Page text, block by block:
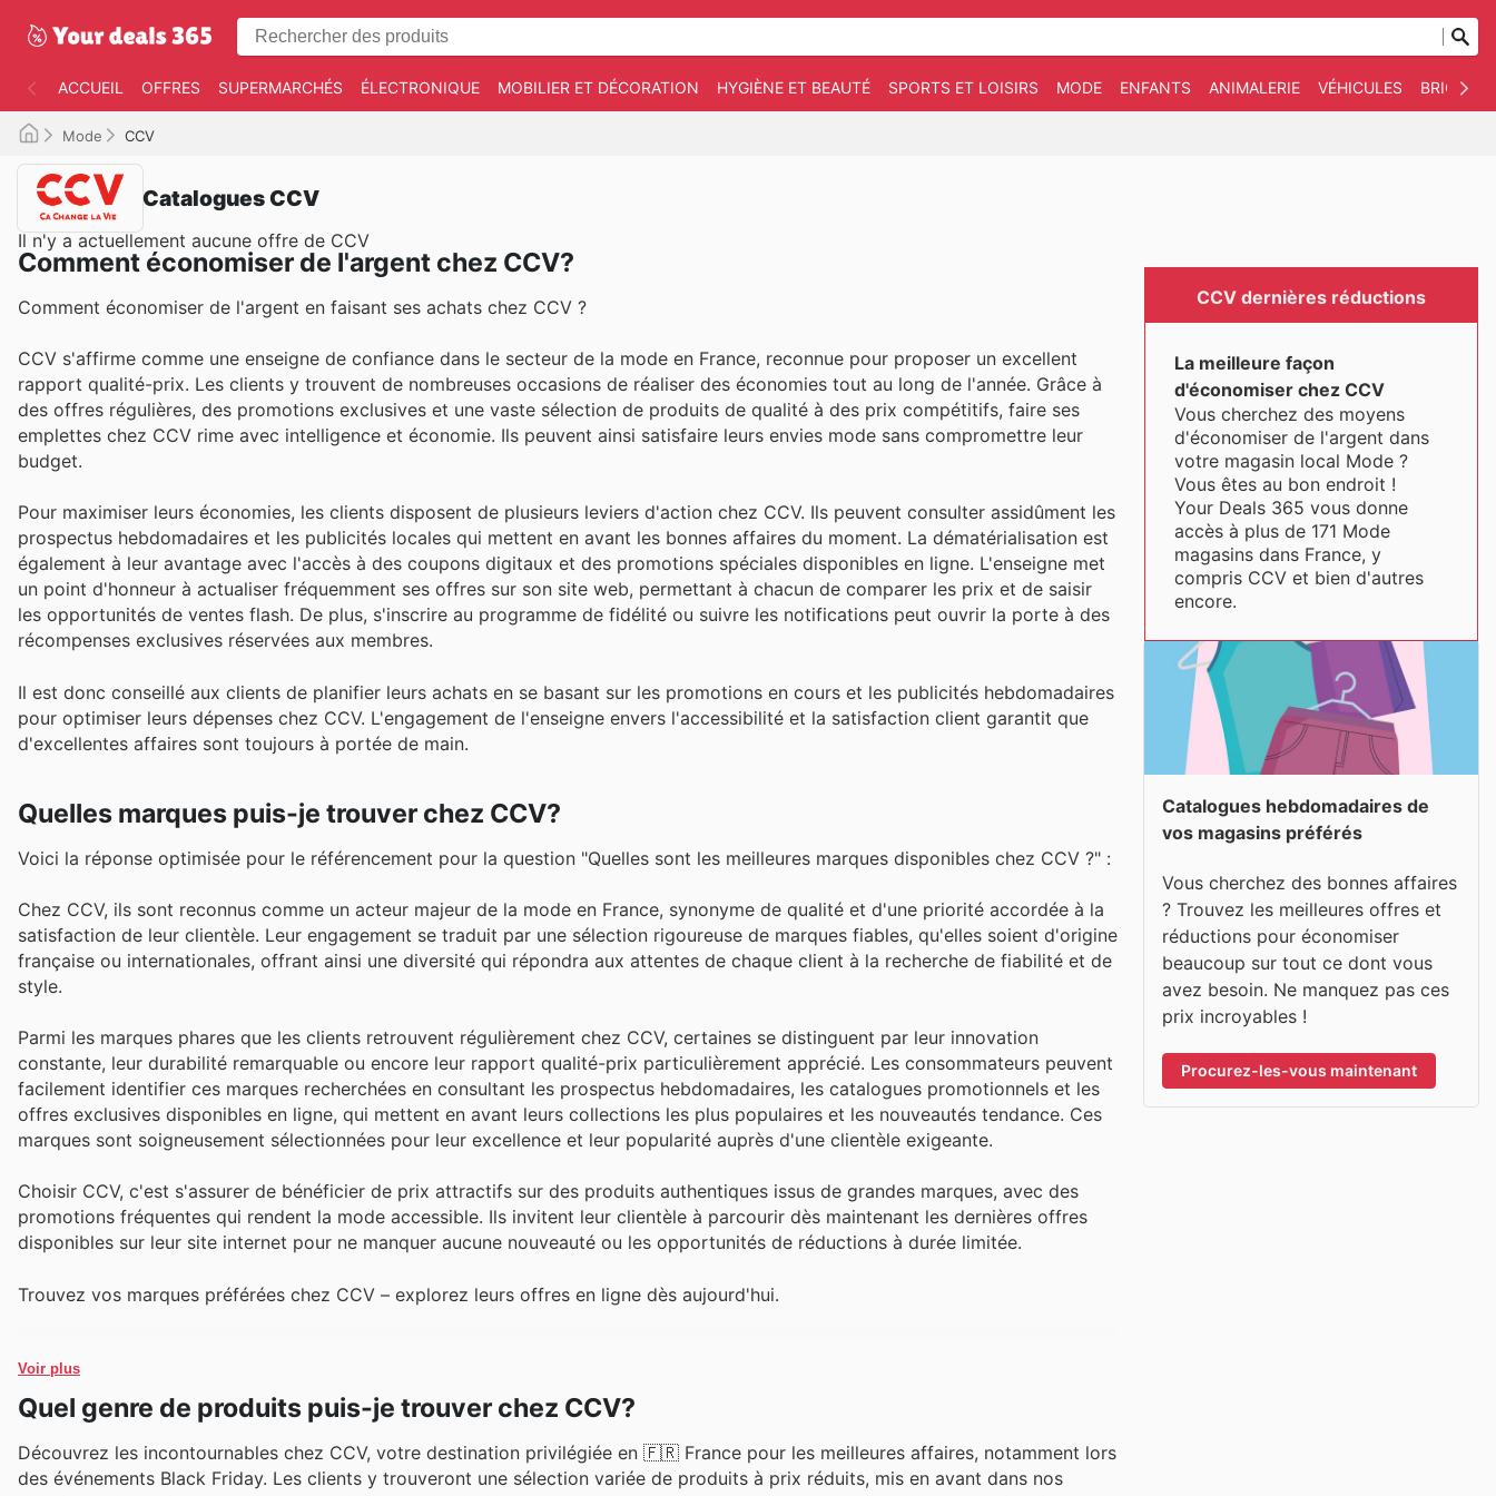
ACCUEIL OFFRES SUPERMARCHÉS ÉLECTRONIQUE MOBILIER ET DÉCORATION HYGIÈNE ET BEAUTÉ SPORTS ET LOISIRS MODE ENFANTS ANIMALERIE VÉHICULES
Mode CCV
Catalogues CCV
Il n'y a actuellement aucune offre de CCV
Comment économiser de l'argent chez CCV?
Comment économiser de l'argent en faisant ses achats chez CCV ?
CCV s'affirme comme une enseigne de confiance dans le secteur de la mode en France, reconnue pour proposer un excellent
rapport qualité-prix. Les clients y trouvent de nombreuses occasions de réaliser des économies tout au long de l'année. Grâce à
des offres régulières, des promotions exclusives et une vaste sélection de produits de qualité à des prix compétitifs, faire ses
emplettes chez CCV rime avec intelligence et économie. Ils peuvent ainsi satisfaire leurs envies mode sans compromettre leur
budget.
Pour maximiser leurs économies, les clients disposent de plusieurs leviers d'action chez CCV. Ils peuvent consulter assidûment les
prospectus hebdomadaires et les publicités locales qui mettent en avant les bonnes affaires du moment. La dématérialisation est
également à leur avantage avec l'accès à des coupons digitaux et des promotions spéciales disponibles en ligne. L'enseigne met
un point d'honneur à actualiser fréquemment ses offres sur son site web, permettant à chacun de comparer les prix et de saisir
les opportunités de ventes flash. De plus, s'inscrire au programme de fidélité ou suivre les notifications peut ouvrir la porte à des
récompenses exclusives réservées aux membres.
Il est donc conseillé aux clients de planifier leurs achats en se basant sur les promotions en cours et les publicités hebdomadaires
pour optimiser leurs dépenses chez CCV. L'engagement de l'enseigne envers l'accessibilité et la satisfaction client garantit que
d'excellentes affaires sont toujours à portée de main.
Quelles marques puis-je trouver chez CCV?
Voici la réponse optimisée pour le référencement pour la question "Quelles sont les meilleures marques disponibles chez CCV ?" :
Chez CCV, ils sont reconnus comme un acteur majeur de la mode en France, synonyme de qualité et d'une priorité accordée à la
satisfaction de leur clientèle. Leur engagement se traduit par une sélection rigoureuse de marques fiables, qu'elles soient d'origine
française ou internationales, offrant ainsi une diversité qui répondra aux attentes de chaque client à la recherche de fiabilité et de
style.
Parmi les marques phares que les clients retrouvent régulièrement chez CCV, certaines se distinguent par leur innovation
constante, leur durabilité remarquable ou encore leur rapport qualité-prix particulièrement apprécié. Les consommateurs peuvent
facilement identifier ces marques recherchées en consultant les prospectus hebdomadaires, les catalogues promotionnels et les
offres exclusives disponibles en ligne, qui mettent en avant leurs collections les plus populaires et les nouveautés tendance. Ces
marques sont soigneusement sélectionnées pour leur excellence et leur popularité auprès d'une clientèle exigeante.
Choisir CCV, c'est s'assurer de bénéficier de prix attractifs sur des produits authentiques issus de grandes marques, avec des
promotions fréquentes qui rendent la mode accessible. Ils invitent leur clientèle à parcourir dès maintenant les dernières offres
disponibles sur leur site internet pour ne manquer aucune nouveauté ou les opportunités de réductions à durée limitée.
Trouvez vos marques préférées chez CCV – explorez leurs offres en ligne dès aujourd'hui.
Voir plus
Quel genre de produits puis-je trouver chez CCV?
Découvrez les incontournables chez CCV, votre destination privilégiée en 🇫🇷 France pour les meilleures affaires, notamment lors
des événements Black Friday. Les clients y trouveront une sélection variée de produits à prix réduits, mis en avant dans nos
CCV dernières réductions
La meilleure façon
d'économiser chez CCV
Vous cherchez des moyens
d'économiser de l'argent dans
votre magasin local Mode ?
Vous êtes au bon endroit !
Your Deals 365 vous donne
accès à plus de 171 Mode
magasins dans France, y
compris CCV et bien d'autres
encore.
Catalogues hebdomadaires de
vos magasins préférés
Vous cherchez des bonnes affaires
? Trouvez les meilleures offres et
réductions pour économiser
beaucoup sur tout ce dont vous
avez besoin. Ne manquez pas ces
prix incroyables !
Procurez-les-vous maintenant